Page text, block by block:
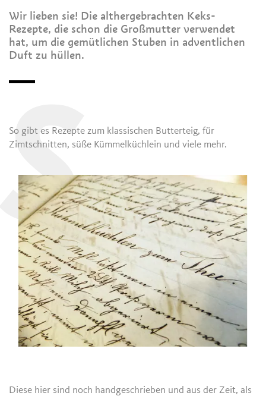
Wir lieben sie! Die althergebrachten Keks-
Rezepte, die schon die Großmutter verwendet
hat, um die gemütlichen Stuben in adventlichen
Duft zu hüllen.
S
So gibt es Rezepte zum klassischen Butterteig, für
Zimtschnitten, süße Kümmelküchlein und viele mehr.
Diese hier sind noch handgeschrieben und aus der Zeit, als